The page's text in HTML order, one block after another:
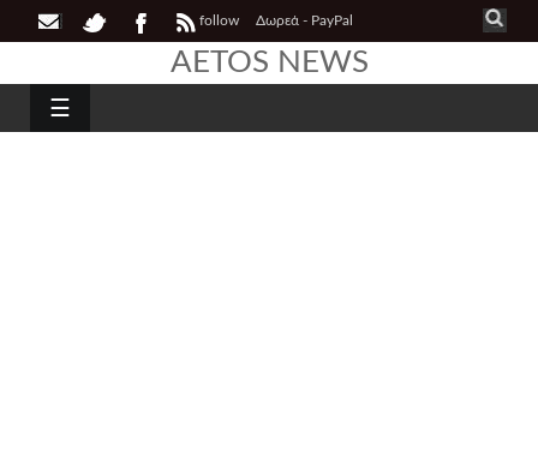
follow Δωρεά - PayPal
AETOS NEWS
☰